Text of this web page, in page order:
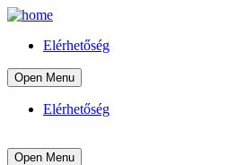
Elérhetőség
Open Menu
Elérhetőség
Open Menu